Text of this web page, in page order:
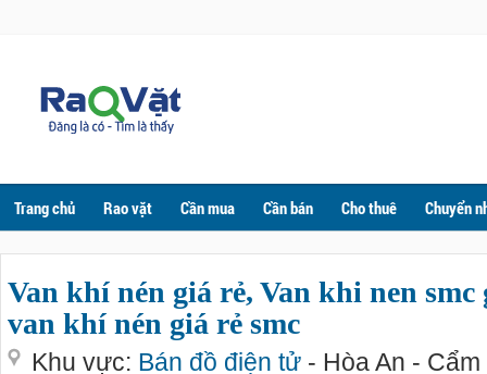
Trang chủ Rao vặt Cần mua Cần bán Cho thuê Chuyển
Van khí nén giá rẻ, Van khi nen
van khí nén giá rẻ smc
Khu vực: Bán đồ điện tử - Hòa An - Cẩm